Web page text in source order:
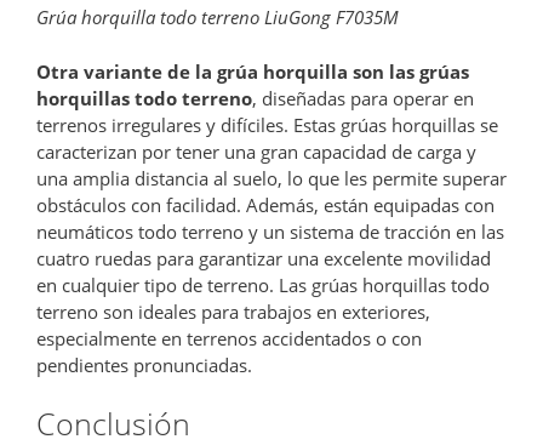
Grúa horquilla todo terreno LiuGong F7035M
Otra variante de la grúa horquilla son las grúas
horquillas todo terreno, diseñadas para operar en
terrenos irregulares y difíciles. Estas grúas horquillas se
caracterizan por tener una gran capacidad de carga y
una amplia distancia al suelo, lo que les permite superar
obstáculos con facilidad. Además, están equipadas con
neumáticos todo terreno y un sistema de tracción en las
cuatro ruedas para garantizar una excelente movilidad
en cualquier tipo de terreno. Las grúas horquillas todo
terreno son ideales para trabajos en exteriores,
especialmente en terrenos accidentados o con
pendientes pronunciadas.
Conclusión